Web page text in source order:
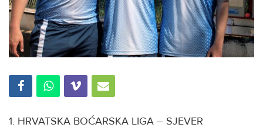
1. HRVATSKA BOĆARSKA LIGA – SJEVER